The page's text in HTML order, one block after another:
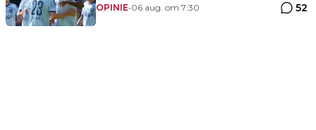
OPINIE•06 aug. om 7:30 52